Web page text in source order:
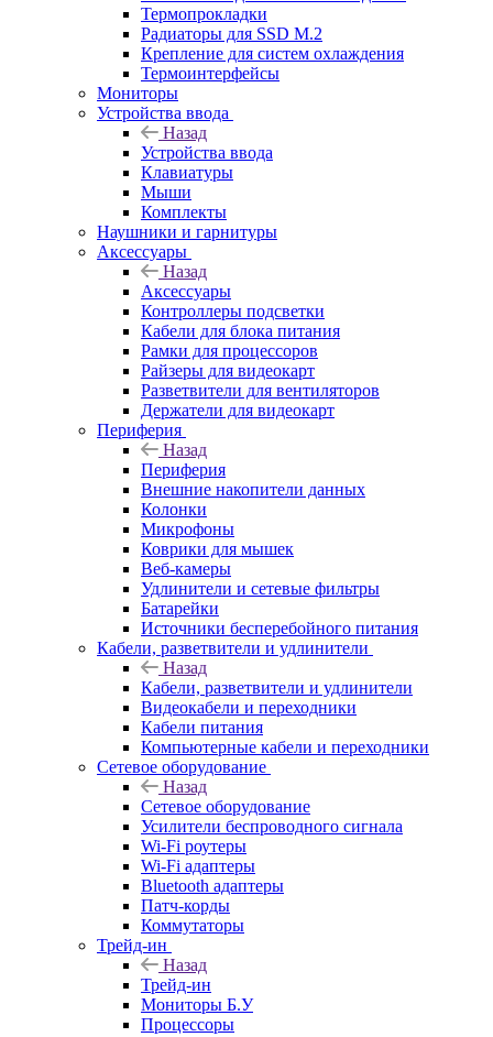
Термопрокладки
Радиаторы для SSD M.2
Крепление для систем охлаждения
Термоинтерфейсы
Мониторы
Устройства ввода
Назад
Устройства ввода
Клавиатуры
Мыши
Комплекты
Наушники и гарнитуры
Аксессуары
Назад
Аксессуары
Контроллеры подсветки
Кабели для блока питания
Рамки для процессоров
Райзеры для видеокарт
Разветвители для вентиляторов
Держатели для видеокарт
Периферия
Назад
Периферия
Внешние накопители данных
Колонки
Микрофоны
Коврики для мышек
Веб-камеры
Удлинители и сетевые фильтры
Батарейки
Источники бесперебойного питания
Кабели, разветвители и удлинители
Назад
Кабели, разветвители и удлинители
Видеокабели и переходники
Кабели питания
Компьютерные кабели и переходники
Сетевое оборудование
Назад
Сетевое оборудование
Усилители беспроводного сигнала
Wi-Fi роутеры
Wi-Fi адаптеры
Bluetooth адаптеры
Патч-корды
Коммутаторы
Трейд-ин
Назад
Трейд-ин
Мониторы Б.У
Процессоры